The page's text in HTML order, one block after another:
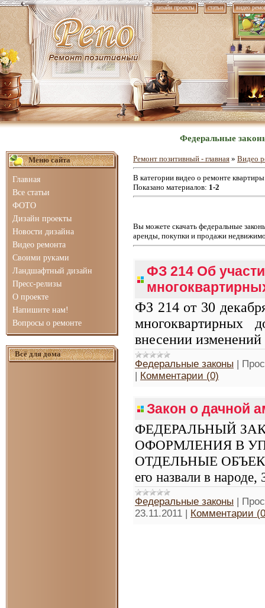
дизайн проекты статьи видео
Федеральные
Меню сайта
Главная
Все статьи
ФОТО
Дизайн проекты
Новости дизайна
Видео ремонта
Своими руками
Ландшафтный дизайн
Пресс-релизы
О проекте
Напишите нам!
Вопросы о ремонте
Всё для дома
Ремонт позитивный - главная » Видео
В категории видео о ремонте
Показано материалов: 1-2
Вы можете скачать федеральные
аренды, покупки и продажи
ФЗ 214 Об
ФЗ 214 от 30
внесении изменений
Федеральные законы |
| Комментарии (0)
Закон о дачной
ФЕДЕРАЛЬНЫЙ
ОФОРМЛЕНИЯ В
ОТДЕЛЬНЫЕ
его назвали в
Федеральные законы |
23.11.2011 | Комментарии